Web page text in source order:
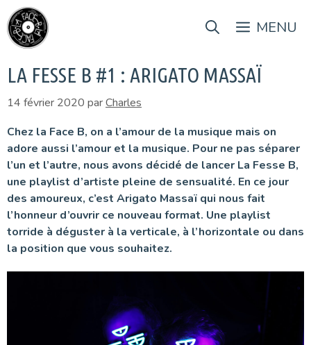
Aller
au
contenu
MENU
LA FESSE B #1 : ARIGATO MASSAÏ
14 février 2020 parCharles
Chez la Face B, on a l’amour de la musique mais on
adore aussi l’amour et la musique. Pour ne pas séparer
l’un et l’autre, nous avons décidé de lancer La Fesse B,
une playlist d’artiste pleine de sensualité. En ce jour
des amoureux, c’est Arigato Massaï qui nous fait
l’honneur d’ouvrir ce nouveau format. Une playlist
torride à déguster à la verticale, à l’horizontale ou dans
la position que vous souhaitez.